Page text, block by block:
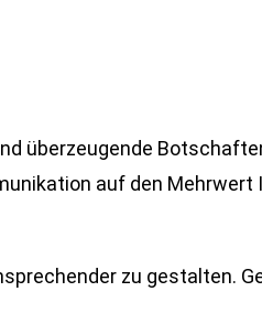
überzeugende
auf den
zu gestalten.